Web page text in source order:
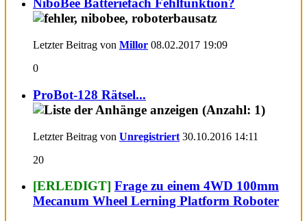
NiboBee Batteriefach Fehlfunktion?
Letzter Beitrag von Millor 08.02.2017 19:09
0
ProBot-128 Rätsel...
Letzter Beitrag von Unregistriert 30.10.2016 14:11
20
[ERLEDIGT] Frage zu einem 4WD 100mm
Mecanum Wheel Lerning Platform Roboter